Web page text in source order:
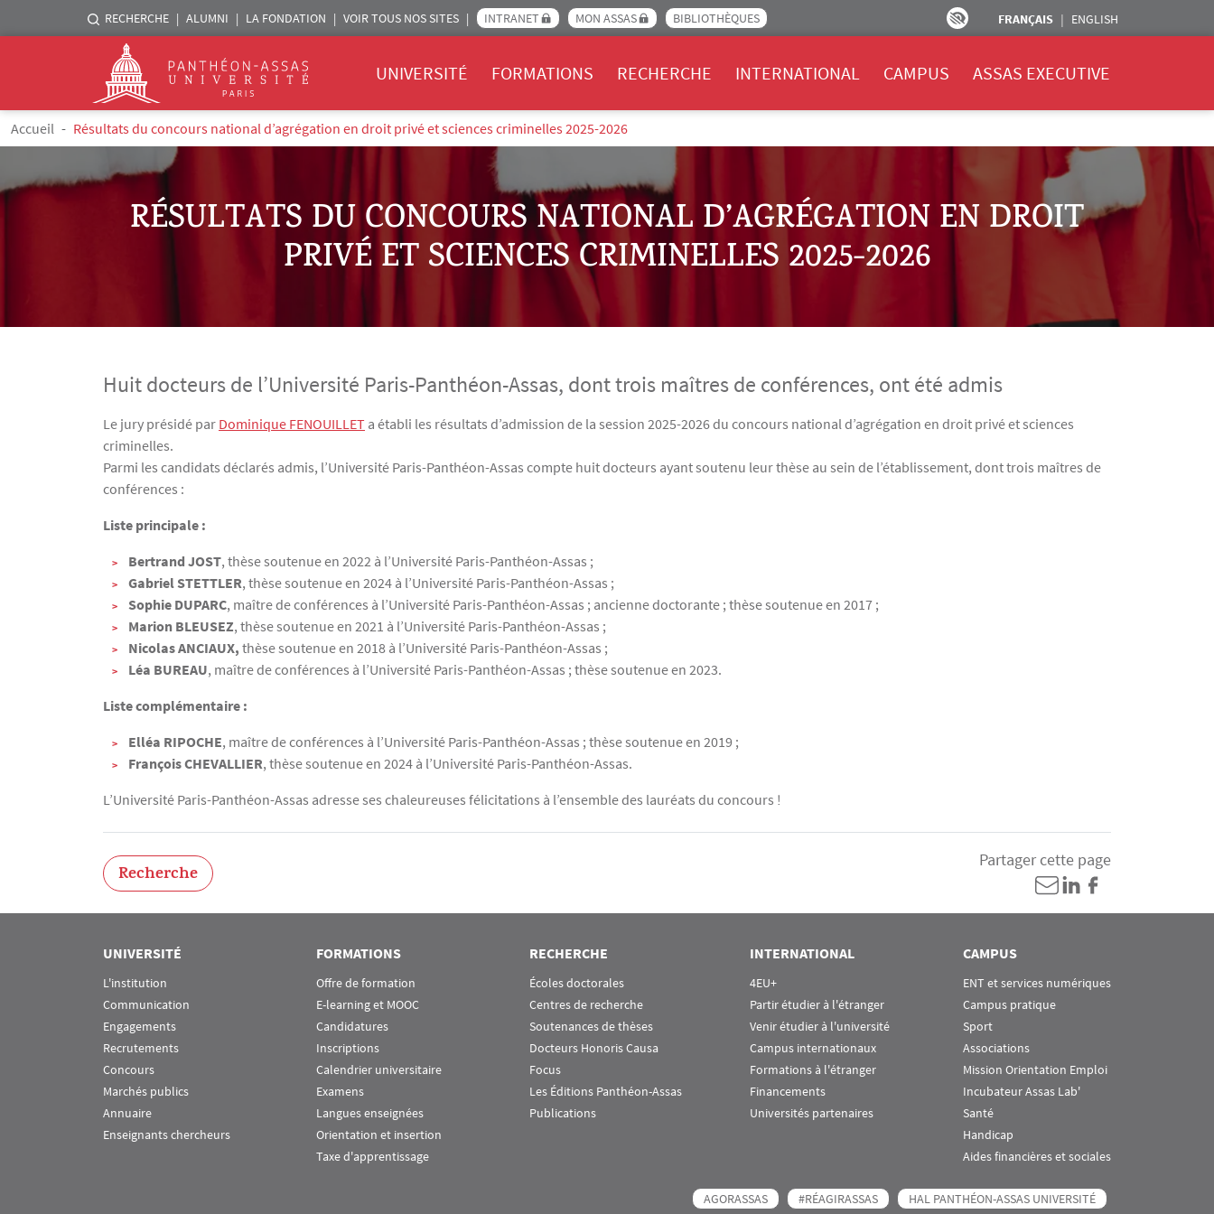
Aller au contenu principal
Menu liste sites Assas
RECHERCHE ALUMNI LA FONDATION VOIR TOUS NOS SITES INTRANET MON ASSAS BIBLIOTHÈQUES FRANÇAIS ENGLISH
Logo
UNIVERSITÉ FORMATIONS RECHERCHE INTERNATIONAL CAMPUS ASSAS EXECUTIVE
Fil d'Ariane
Accueil Résultats du concours national d’agrégation en droit privé et sciences criminelles 2025-2026
RÉSULTATS DU CONCOURS NATIONAL D’AGRÉGATION EN DROIT
PRIVÉ ET SCIENCES CRIMINELLES 2025-2026
Huit docteurs de l’Université Paris-Panthéon-Assas, dont trois maîtres de conférences, ont été admis
Texte
Le jury présidé par Dominique FENOUILLET a établi les résultats d’admission de la session 2025-2026 du concours national d’agrégation en droit privé et sciences
criminelles.
Parmi les candidats déclarés admis, l’Université Paris-Panthéon-Assas compte huit docteurs ayant soutenu leur thèse au sein de l’établissement, dont trois maîtres de
conférences :
Liste principale :
Bertrand JOST, thèse soutenue en 2022 à l’Université Paris-Panthéon-Assas ;
Gabriel STETTLER, thèse soutenue en 2024 à l’Université Paris-Panthéon-Assas ;
Sophie DUPARC, maître de conférences à l’Université Paris-Panthéon-Assas ; ancienne doctorante ; thèse soutenue en 2017 ;
Marion BLEUSEZ, thèse soutenue en 2021 à l’Université Paris-Panthéon-Assas ;
Nicolas ANCIAUX, thèse soutenue en 2018 à l’Université Paris-Panthéon-Assas ;
Léa BUREAU, maître de conférences à l’Université Paris-Panthéon-Assas ; thèse soutenue en 2023.
Liste complémentaire :
Elléa RIPOCHE, maître de conférences à l’Université Paris-Panthéon-Assas ; thèse soutenue en 2019 ;
François CHEVALLIER, thèse soutenue en 2024 à l’Université Paris-Panthéon-Assas.
L’Université Paris-Panthéon-Assas adresse ses chaleureuses félicitations à l’ensemble des lauréats du concours !
Recherche
Partager cette page
UNIVERSITÉ
L'institution
Communication
Engagements
Recrutements
Concours
Marchés publics
Annuaire
Enseignants chercheurs
FORMATIONS
Offre de formation
E-learning et MOOC
Candidatures
Inscriptions
Calendrier universitaire
Examens
Langues enseignées
Orientation et insertion
Taxe d'apprentissage
RECHERCHE
Écoles doctorales
Centres de recherche
Soutenances de thèses
Docteurs Honoris Causa
Focus
Les Éditions Panthéon-Assas
Publications
INTERNATIONAL
4EU+
Partir étudier à l'étranger
Venir étudier à l'université
Campus internationaux
Formations à l'étranger
Financements
Universités partenaires
CAMPUS
ENT et services numériques
Campus pratique
Sport
Associations
Mission Orientation Emploi
Incubateur Assas Lab'
Santé
Handicap
Aides financières et sociales
AGORASSAS #RÉAGIRASSAS HAL PANTHÉON-ASSAS UNIVERSITÉ